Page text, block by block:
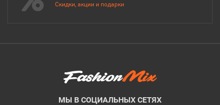
Скидки, акции и подарки
МЫ В СОЦИАЛЬНЫХ СЕТЯХ